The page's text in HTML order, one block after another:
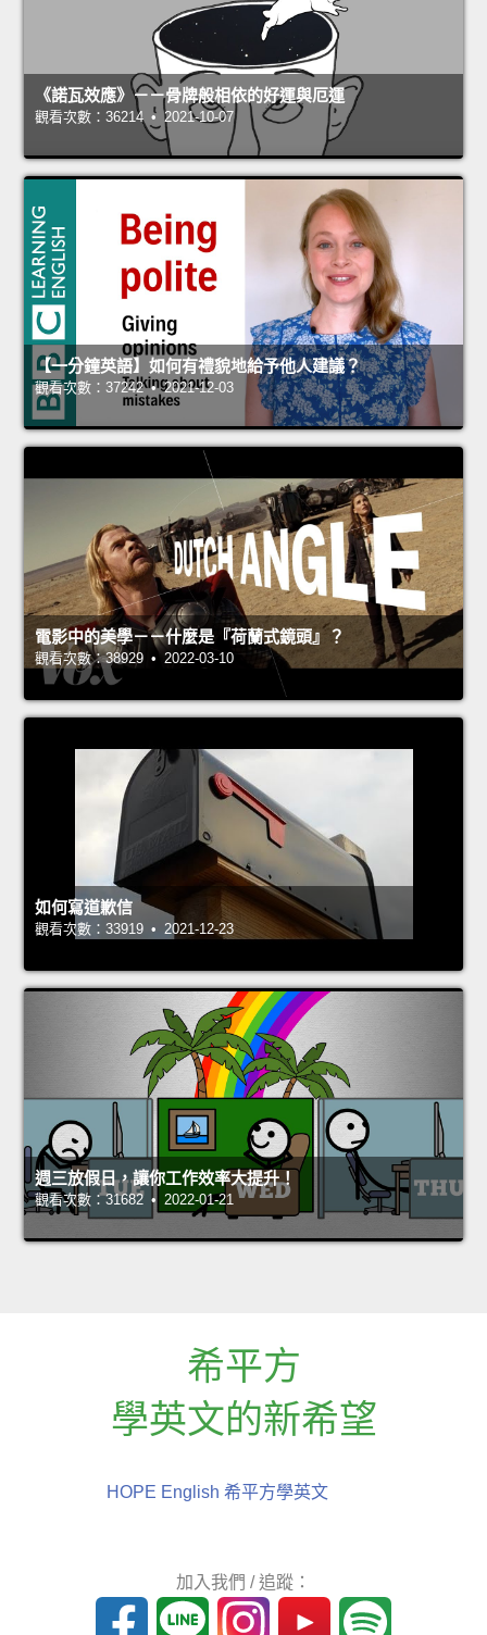
《諾瓦效應》－－骨牌般相依的好運與厄運
觀看次數：36214 • 2021-10-07
【一分鐘英語】如何有禮貌地給予他人建議？
觀看次數：37242 • 2021-12-03
電影中的美學－－什麼是『荷蘭式鏡頭』？
觀看次數：38929 • 2022-03-10
如何寫道歉信
觀看次數：33919 • 2021-12-23
週三放假日，讓你工作效率大提升！
觀看次數：31682 • 2022-01-21
希平方
學英文的新希望
HOPE English 希平方學英文
加入我們 / 追蹤：